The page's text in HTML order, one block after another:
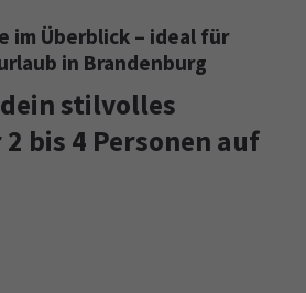
im Überblick – ideal für
in Brandenburg
stilvolles
bis 4 Personen auf